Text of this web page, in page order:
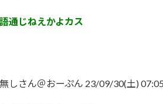
通じねえかよカス
しさん＠おーぷん 23/09/30(土)